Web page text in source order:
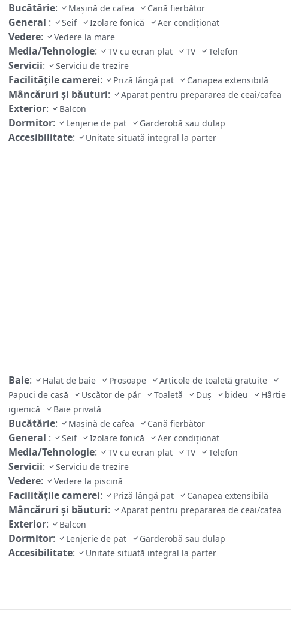
Bucătărie: Mașină de cafea Cană fierbător
General : Seif Izolare fonică Aer condiţionat
Vedere: Vedere la mare
Media/Tehnologie: TV cu ecran plat TV Telefon
Servicii: Serviciu de trezire
Facilităţile camerei: Priză lângă pat Canapea extensibilă
Mâncăruri și băuturi: Aparat pentru prepararea de ceai/cafea
Exterior: Balcon
Dormitor: Lenjerie de pat Garderobă sau dulap
Accesibilitate: Unitate situată integral la parter
Baie: Halat de baie Prosoape
Articole de toaletă gratuite
Papuci de casă
Uscător de păr Toaletă Duş bideu
Hârtie
igienică
Baie privată
Bucătărie: Mașină de cafea Cană fierbător
General : Seif Izolare fonică Aer condiţionat
Media/Tehnologie: TV cu ecran plat TV Telefon
Servicii: Serviciu de trezire
Vedere: Vedere la piscină
Facilităţile camerei: Priză lângă pat Canapea extensibilă
Mâncăruri și băuturi: Aparat pentru prepararea de ceai/cafea
Exterior: Balcon
Dormitor: Lenjerie de pat Garderobă sau dulap
Accesibilitate: Unitate situată integral la parter